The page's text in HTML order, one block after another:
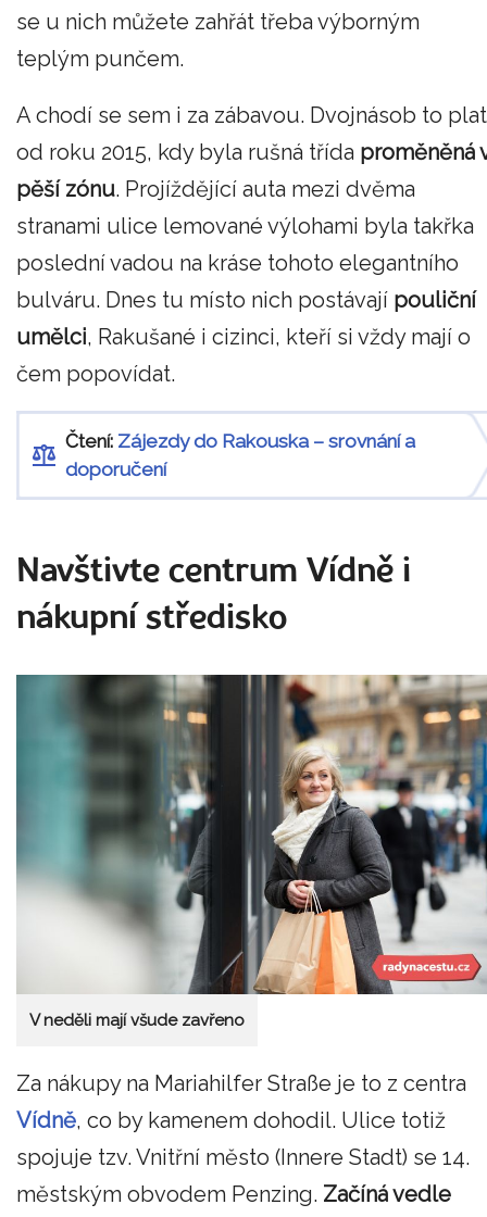
se u nich můžete zahřát třeba výborným
teplým punčem.
A chodí se sem i za zábavou. Dvojnásob to
od roku 2015, kdy byla rušná třída proměněná
pěší zónu. Projíždějící auta mezi dvěma
stranami ulice lemované výlohami byla takřka
poslední vadou na kráse tohoto elegantního
bulváru. Dnes tu místo nich postávají pouliční
umělci, Rakušané i cizinci, kteří si vždy mají o
čem popovídat.
Čtení: Zájezdy do Rakouska – srovnání a
doporučení
Navštivte centrum Vídně i
nákupní středisko
V neděli mají všude zavřeno
Za nákupy na Mariahilfer Straße je to z centra
Vídně, co by kamenem dohodil. Ulice totiž
spojuje tzv. Vnitřní město (Innere Stadt) se 14.
městským obvodem Penzing. Začíná vedle